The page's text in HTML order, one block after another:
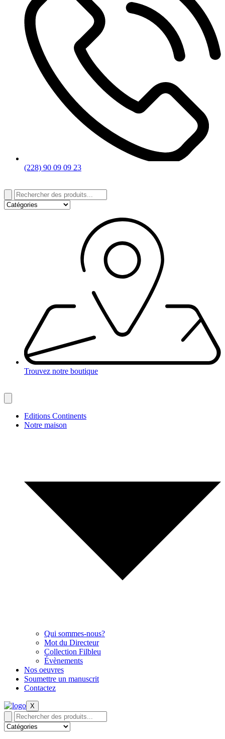
(228) 90 09 09 23
Trouvez notre boutique
Editions Continents
Notre maison
Qui sommes-nous?
Mot du Directeur
Collection Filbleu
Évènements
Nos oeuvres
Soumettre un manuscrit
Contactez
X